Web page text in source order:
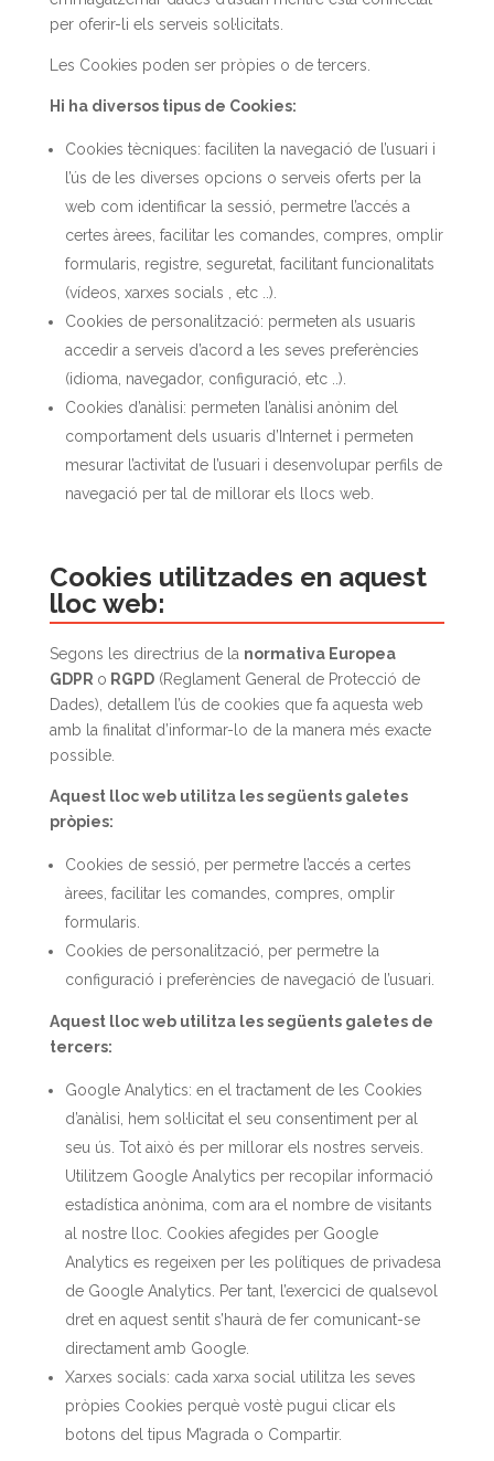
per oferir-li els serveis sol·licitats.
Les Cookies poden ser pròpies o de tercers.
Hi ha diversos tipus de Cookies:
Cookies tècniques: faciliten la navegació de l’usuari i
l’ús de les diverses opcions o serveis oferts per la
web com identificar la sessió, permetre l’accés a
certes àrees, facilitar les comandes, compres, omplir
formularis, registre, seguretat, facilitant funcionalitats
(vídeos, xarxes socials , etc ..).
Cookies de personalització: permeten als usuaris
accedir a serveis d’acord a les seves preferències
(idioma, navegador, configuració, etc ..).
Cookies d’anàlisi: permeten l’anàlisi anònim del
comportament dels usuaris d’Internet i permeten
mesurar l’activitat de l’usuari i desenvolupar perfils de
navegació per tal de millorar els llocs web.
Cookies utilitzades en aquest
lloc web:
Segons les directrius de la normativa Europea
GDPR o RGPD(Reglament General de Protecció de
Dades), detallem l’ús de cookies que fa aquesta web
amb la finalitat d’informar-lo de la manera més exacte
possible.
Aquest lloc web utilitza les següents galetes
pròpies:
Cookies de sessió, per permetre l’accés a certes
àrees, facilitar les comandes, compres, omplir
formularis.
Cookies de personalització, per permetre la
configuració i preferències de navegació de l’usuari.
Aquest lloc web utilitza les següents galetes de
tercers:
Google Analytics: en el tractament de les Cookies
d’anàlisi, hem sol·licitat el seu consentiment per al
seu ús. Tot això és per millorar els nostres serveis.
Utilitzem Google Analytics per recopilar informació
estadística anònima, com ara el nombre de visitants
al nostre lloc. Cookies afegides per Google
Analytics es regeixen per les polítiques de privadesa
de Google Analytics. Per tant, l’exercici de qualsevol
dret en aquest sentit s’haurà de fer comunicant-se
directament amb Google.
Xarxes socials: cada xarxa social utilitza les seves
pròpies Cookies perquè vostè pugui clicar els
botons del tipus M’agrada o Compartir.